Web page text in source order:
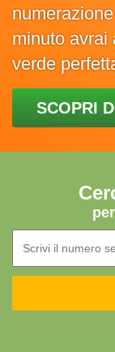
minuto avrai
verde
SCOPRI